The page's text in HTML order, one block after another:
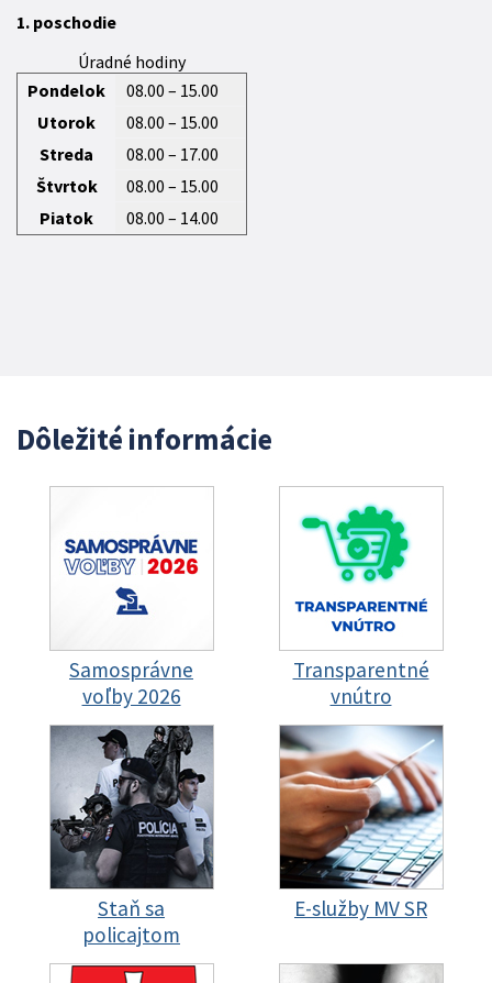
1. poschodie
Úradné hodiny
Pondelok
08.00 – 15.00
Utorok
08.00 – 15.00
Streda
08.00 – 17.00
Štvrtok
08.00 – 15.00
Piatok
08.00 – 14.00
Dôležité informácie
Samosprávne
voľby 2026
Transparentné
vnútro
Staň sa
policajtom
E-služby MV SR